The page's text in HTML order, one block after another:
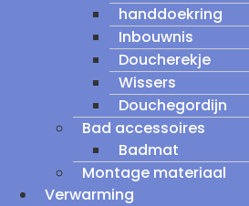
handdoekring
Inbouwnis
Doucherekje
Wissers
Douchegordijn
Bad accessoires
Badmat
Montage materiaal
Verwarming